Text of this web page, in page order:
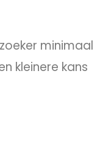
minimaal
kleinere kans